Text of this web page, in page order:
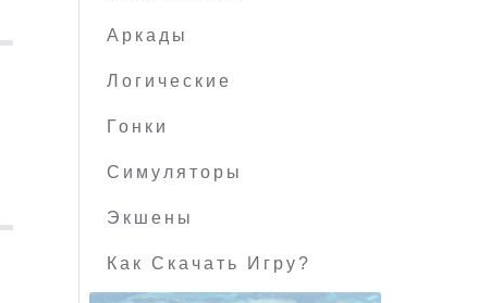
Аркады
Логические
Гонки
Симуляторы
Экшены
Как Скачать Игру?